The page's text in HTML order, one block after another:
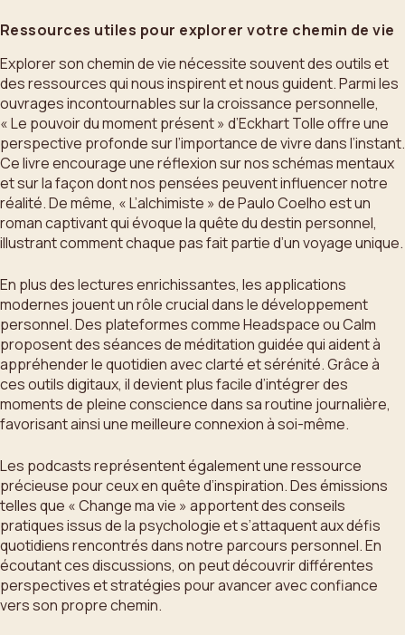
Ressources utiles pour explorer votre chemin de vie
Explorer son chemin de vie nécessite souvent des outils et
des ressources qui nous inspirent et nous guident. Parmi les
ouvrages incontournables sur la croissance personnelle,
« Le pouvoir du moment présent » d’Eckhart Tolle offre une
perspective profonde sur l’importance de vivre dans l’instant.
Ce livre encourage une réflexion sur nos schémas mentaux
et sur la façon dont nos pensées peuvent influencer notre
réalité. De même, « L’alchimiste » de Paulo Coelho est un
roman captivant qui évoque la quête du destin personnel,
illustrant comment chaque pas fait partie d’un voyage unique.
En plus des lectures enrichissantes, les applications
modernes jouent un rôle crucial dans le développement
personnel. Des plateformes comme Headspace ou Calm
proposent des séances de méditation guidée qui aident à
appréhender le quotidien avec clarté et sérénité. Grâce à
ces outils digitaux, il devient plus facile d’intégrer des
moments de pleine conscience dans sa routine journalière,
favorisant ainsi une meilleure connexion à soi-même.
Les podcasts représentent également une ressource
précieuse pour ceux en quête d’inspiration. Des émissions
telles que « Change ma vie » apportent des conseils
pratiques issus de la psychologie et s’attaquent aux défis
quotidiens rencontrés dans notre parcours personnel. En
écoutant ces discussions, on peut découvrir différentes
perspectives et stratégies pour avancer avec confiance
vers son propre chemin.